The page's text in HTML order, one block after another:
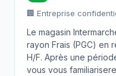
🏢 Entreprise
Le magasin
rayon Frais (PGC) en
H/F. Après une
vous vous